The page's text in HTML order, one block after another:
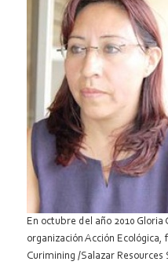
En octubre del año 2010
organización Acción
Curimining /Salazar